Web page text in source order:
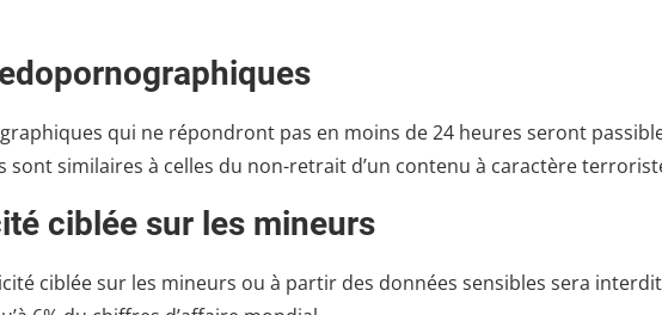
qui ne répondront pas en moins de 24 heures seront
sont similaires à celles du non-retrait d’un contenu à caractère
ciblée sur les mineurs
ciblée sur les mineurs ou à partir des données sensibles sera